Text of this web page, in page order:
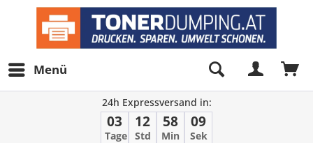
Menü
24h Expressversand in:
03
Tage
12
Std
58
Min
09
Sek